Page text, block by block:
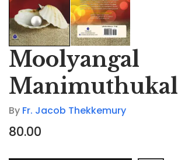
Moolyangal
Manimuthukal
By Fr. Jacob Thekkemury
80.00